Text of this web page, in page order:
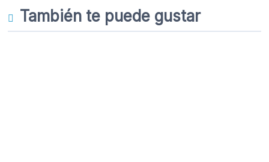
También te puede gustar